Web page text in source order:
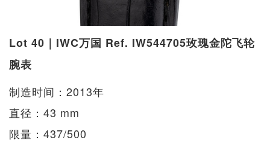
Lot 40｜IWC万国 Ref. IW544705玫瑰金陀飞轮
腕表
制造时间：2013年
直径：43 mm
限量：437/500